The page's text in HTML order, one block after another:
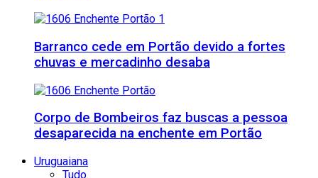
Barranco cede em Portão devido a fortes
chuvas e mercadinho desaba
Corpo de Bombeiros faz buscas a pessoa
desaparecida na enchente em Portão
Uruguaiana
Tudo